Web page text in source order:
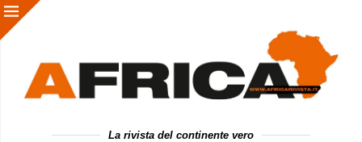
La rivista del continente vero